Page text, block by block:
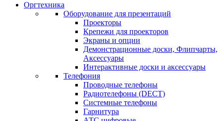
Оргтехника
Оборудование для презентаций
Проекторы
Крепежи для проекторов
Экраны и опции
Демонстрационные доски, Флипчарты,
Аксессуары
Интерактивные доски и аксессуары
Телефония
Проводные телефоны
Радиотелефоны (DECT)
Системные телефоны
Гарнитура